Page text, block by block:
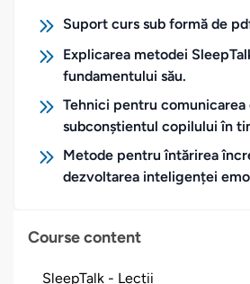
Course content
SleepTalk - Lecții
Suport curs sub formă de
Explicarea metodei
fundamentului său.
Tehnici pentru comunicarea
subconștientul copilului în
Metode pentru întărirea
dezvoltarea inteligenței